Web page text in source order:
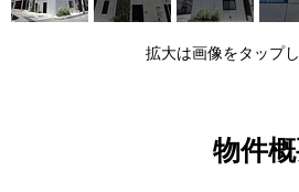
拡大は画像をタップ
物件